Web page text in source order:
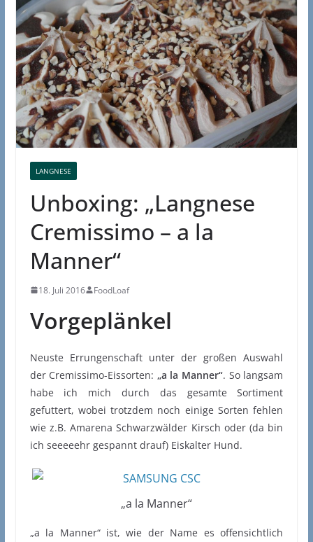
LANGNESE
Unboxing: „Langnese
Cremissimo – a la
Manner“
18. Juli 2016 FoodLoaf
Vorgeplänkel
Neuste Errungenschaft unter der großen Auswahl
der Cremissimo-Eissorten: „a la Manner“. So langsam
habe ich mich durch das gesamte Sortiment
gefuttert, wobei trotzdem noch einige Sorten fehlen
wie z.B. Amarena Schwarzwälder Kirsch oder (da bin
ich seeeeehr gespannt drauf) Eiskalter Hund.
„a la Manner“
„a la Manner“ ist, wie der Name es offensichtlich